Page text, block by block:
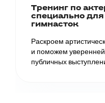
Тренинг по
специально для
гимнасток
Раскроем
и поможем уверенней
публичных